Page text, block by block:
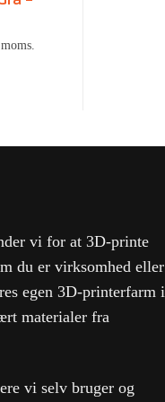
vi for at 3D-printe
du er virksomhed eller
egen 3D-printerfarm i
materialer fra
vi selv bruger og